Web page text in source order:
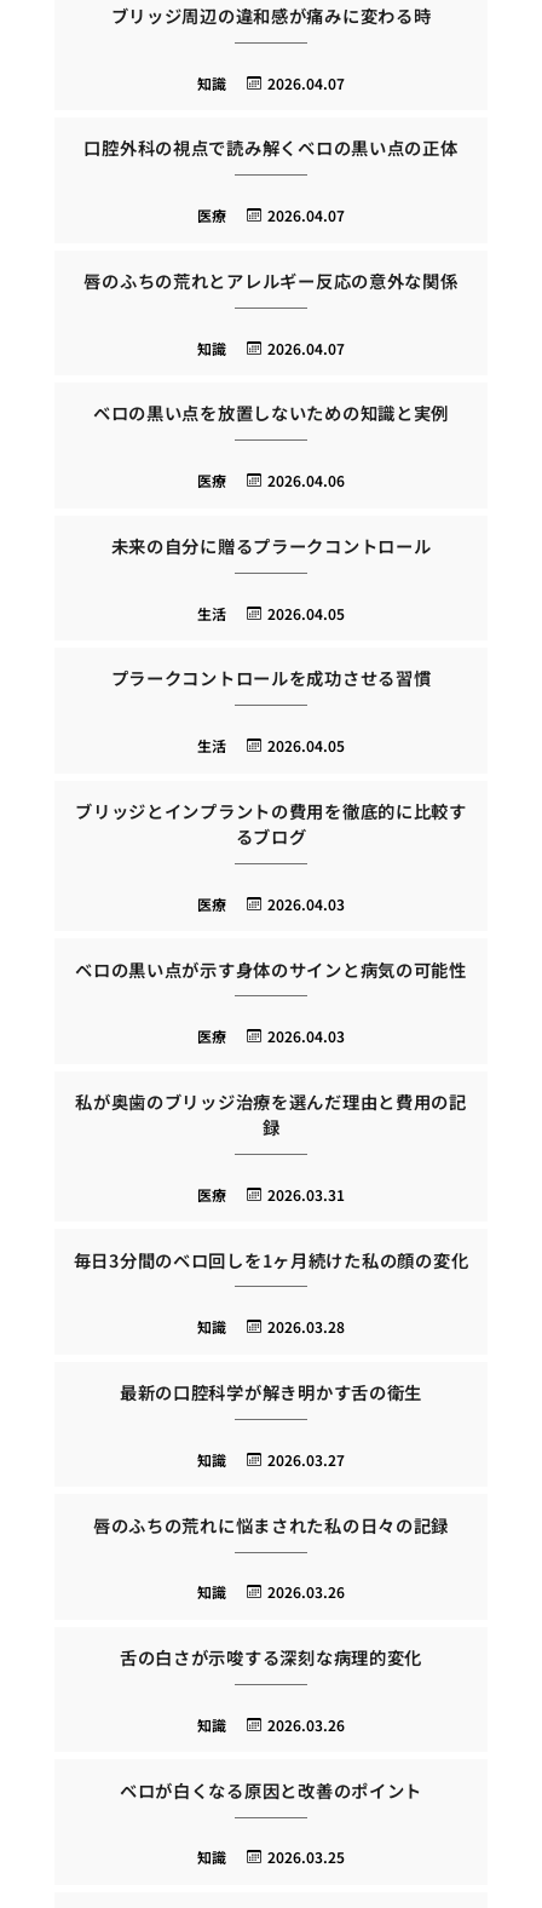
ブリッジ周辺の違和感が痛みに変わる時
2026.04.07
知識
口腔外科の視点で読み解くベロの黒い点の正体
2026.04.07
医療
唇のふちの荒れとアレルギー反応の意外な関係
2026.04.07
知識
ベロの黒い点を放置しないための知識と実例
2026.04.06
医療
未来の自分に贈るプラークコントロール
2026.04.05
生活
プラークコントロールを成功させる習慣
2026.04.05
生活
ブリッジとインプラントの費用を徹底的に比較す
るブログ
2026.04.03
医療
ベロの黒い点が示す身体のサインと病気の可能性
2026.04.03
医療
私が奥歯のブリッジ治療を選んだ理由と費用の記
録
2026.03.31
医療
毎日3分間のベロ回しを1ヶ月続けた私の顔の変化
2026.03.28
知識
最新の口腔科学が解き明かす舌の衛生
2026.03.27
知識
唇のふちの荒れに悩まされた私の日々の記録
2026.03.26
知識
舌の白さが示唆する深刻な病理的変化
2026.03.26
知識
ベロが白くなる原因と改善のポイント
2026.03.25
知識